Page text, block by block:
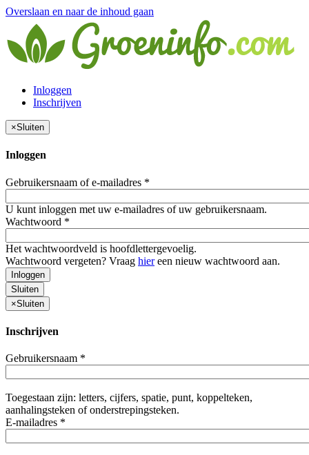
Overslaan en naar de inhoud gaan
Inloggen
Inschrijven
×Sluiten
Inloggen
Gebruikersnaam of e-mailadres *
U kunt inloggen met uw e-mailadres of uw gebruikersnaam.
Wachtwoord *
Het wachtwoordveld is hoofdlettergevoelig.
Wachtwoord vergeten? Vraag hiereen nieuw wachtwoord aan.
Inloggen
Sluiten
×Sluiten
Inschrijven
Gebruikersnaam *
Toegestaan zijn: letters, cijfers, spatie, punt, koppelteken,
aanhalingsteken of onderstrepingsteken.
E-mailadres *